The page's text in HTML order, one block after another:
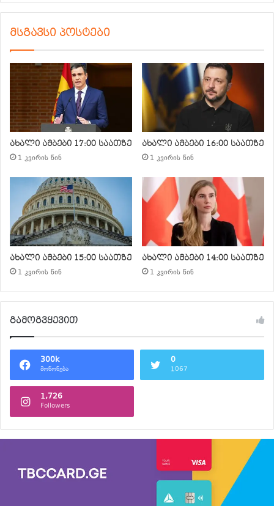
მსგავსი პოსტები
ახალი ამბები 17:00 საათზე
1 კვირის წინ
ახალი ამბები 16:00 საათზე
1 კვირის წინ
ახალი ამბები 15:00 საათზე
1 კვირის წინ
ახალი ამბები 14:00 საათზე
1 კვირის წინ
გამოგვყევით
300k
მოწონება
0
1067
1,726
Followers